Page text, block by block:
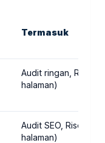
Termasuk
Audit ringan, Riset
halaman)
Audit SEO, Riset
halaman)